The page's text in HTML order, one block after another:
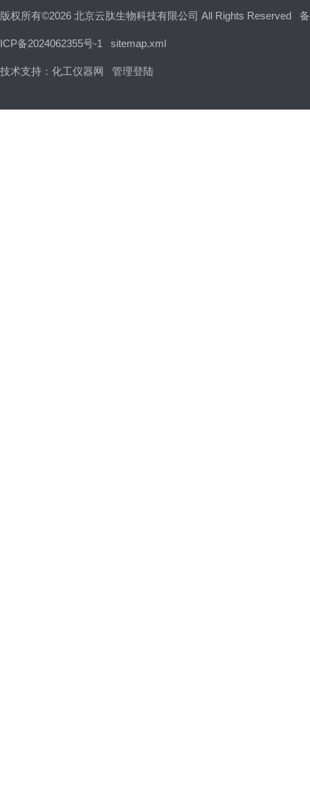
版权所有©2026 北京云肽生物科技有限公司 All Rights Reserved
ICP备2024062355号-1 sitemap.xml
技术支持： 化工仪器网 管理登陆